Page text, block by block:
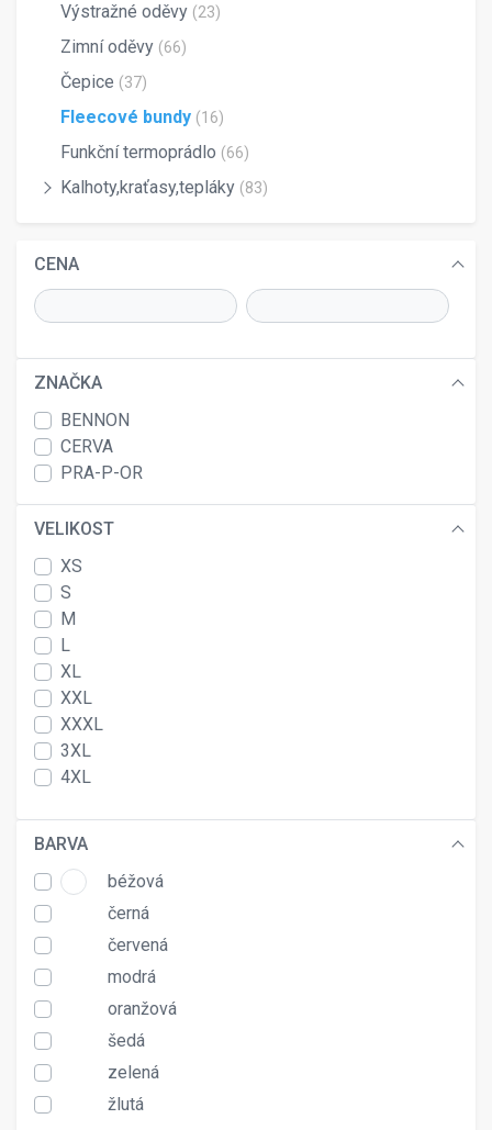
Výstražné oděvy (23)
Zimní oděvy (66)
Čepice (37)
Fleecové bundy (16)
Funkční termoprádlo (66)
Kalhoty,kraťasy,tepláky (83)
CENA
ZNAČKA
BENNON
CERVA
PRA-P-OR
VELIKOST
XS
S
M
L
XL
XXL
XXXL
3XL
4XL
BARVA
béžová
černá
červená
modrá
oranžová
šedá
zelená
žlutá